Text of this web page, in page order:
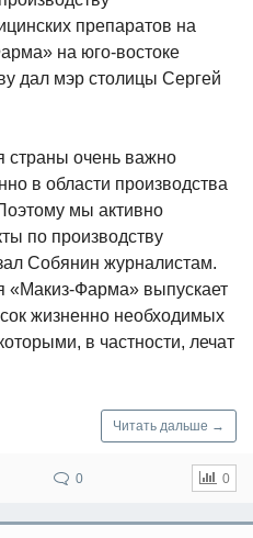
препаратов на
на юго-востоке
дал мэр столицы Сергей
страны очень важно
в области производства
мы активно
по производству
Собянин журналистам.
«Макиз-Фарма» выпускает
жизненно необходимых
в частности, лечат
Читать дальше →
0 0